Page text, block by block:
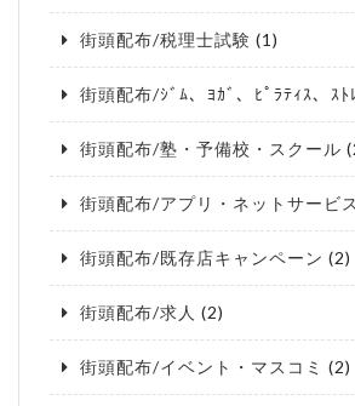
街頭配布/税理士試験 (1)
街頭配布/ｼﾞﾑ、ﾖｶﾞ、ﾋﾟﾗﾃｨｽ、ｽﾄ
街頭配布/塾・予備校・スクール
街頭配布/アプリ・ネットサービス
街頭配布/既存店キャンペーン (2)
街頭配布/求人 (2)
街頭配布/イベント・マスコミ (2)